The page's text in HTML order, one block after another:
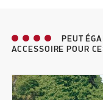
PEUT
ACCESSOIRE POUR